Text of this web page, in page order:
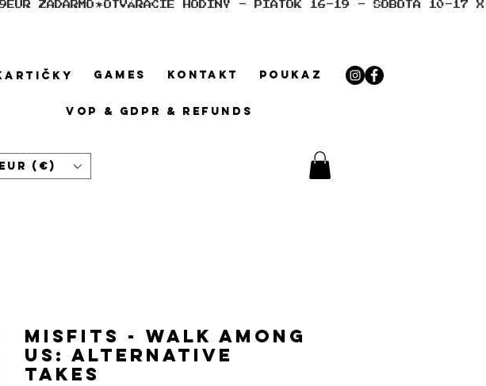
ZADARMO
GAMES KONTAKT POUKAZ
VOP & GDPR & REFUNDS
EUR (€)
Misfits - Walk Among
Us: Alternative
Takes